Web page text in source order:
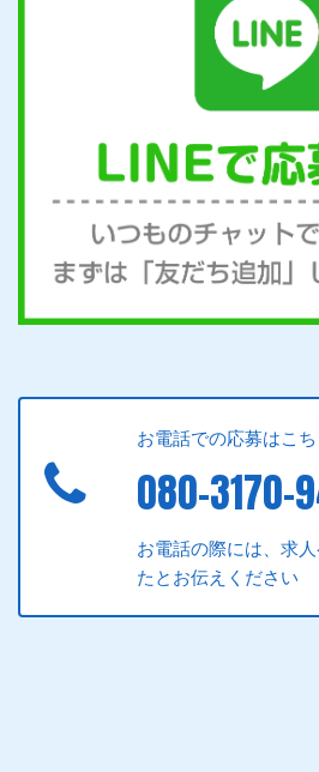
お電話での応募はこち
080-3170-
お電話の際には、求
たとお伝えください